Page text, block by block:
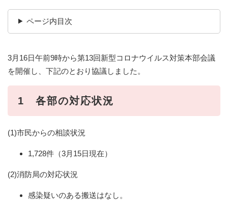
ページ内目次
3月16日午前9時から第13回新型コロナウイルス対策本部会議
を開催し、下記のとおり協議しました。
1 各部の対応状況
(1)市民からの相談状況
1,728件（3月15日現在）
(2)消防局の対応状況
感染疑いのある搬送はなし。